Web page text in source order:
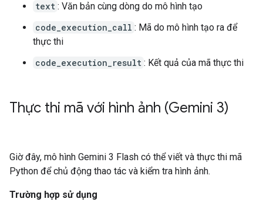
text : Văn bản cùng dòng do mô hình tạo
code_execution_call : Mã do mô hình tạo ra để
thực thi
code_execution_result : Kết quả của mã thực thi
Thực thi mã với hình ảnh (Gemini 3)
Giờ đây, mô hình Gemini 3 Flash có thể viết và thực thi mã
Python để chủ động thao tác và kiểm tra hình ảnh.
Trường hợp sử dụng